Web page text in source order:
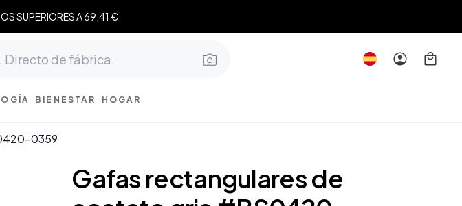
SUPERIORES A 69,41 €
BIENESTAR HOGAR
0359
Gafas rectangulares de